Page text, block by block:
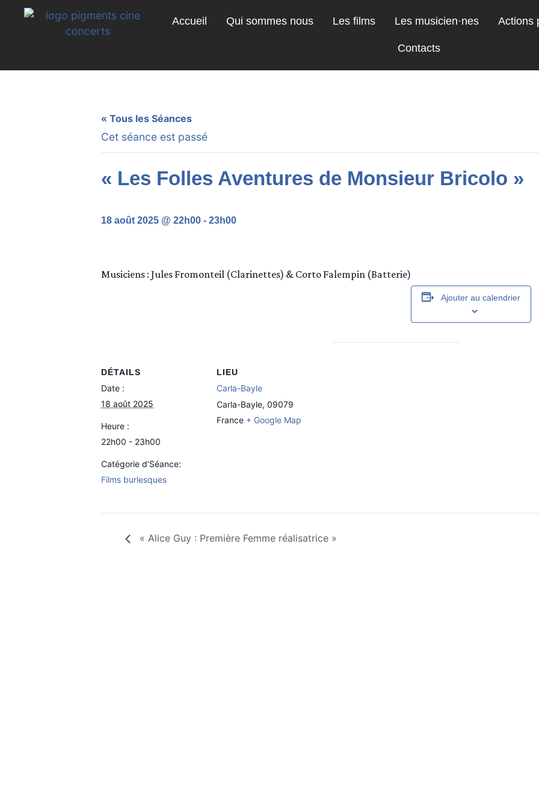
Accueil Qui sommes nous Les films Les musicien·nes Actions
Contacts
« Tous les Séances
Cet séance est passé
« Les Folles Aventures de Monsieur Bricolo »
18 août 2025 @ 22h00 - 23h00
Musiciens : Jules Fromonteil (Clarinettes) & Corto Falempin (Batterie)
Ajouter au calendrier
DÉTAILS
Date :
18 août 2025
Heure :
22h00 - 23h00
Catégorie d’Séance:
Films burlesques
LIEU
Carla-Bayle
Carla-Bayle, 09079
France + Google Map
« Alice Guy : Première Femme réalisatrice »